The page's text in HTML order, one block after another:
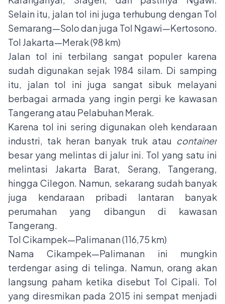
Selain itu, jalan tol ini juga terhubung dengan Tol
Semarang—Solo dan juga Tol Ngawi—Kertosono.
Tol Jakarta—Merak (98 km)
Jalan tol ini terbilang sangat populer karena
sudah digunakan sejak 1984 silam. Di samping
itu, jalan tol ini juga sangat sibuk melayani
berbagai armada yang ingin pergi ke kawasan
Tangerang atau Pelabuhan Merak.
Karena tol ini sering digunakan oleh kendaraan
industri, tak heran banyak truk atau container
besar yang melintas di jalur ini. Tol yang satu ini
melintasi Jakarta Barat, Serang, Tangerang,
hingga Cilegon. Namun, sekarang sudah banyak
juga kendaraan pribadi lantaran banyak
perumahan yang dibangun di kawasan
Tangerang.
Tol Cikampek—Palimanan (116,75 km)
Nama Cikampek—Palimanan ini mungkin
terdengar asing di telinga. Namun, orang akan
langsung paham ketika disebut Tol Cipali. Tol
yang diresmikan pada 2015 ini sempat menjadi